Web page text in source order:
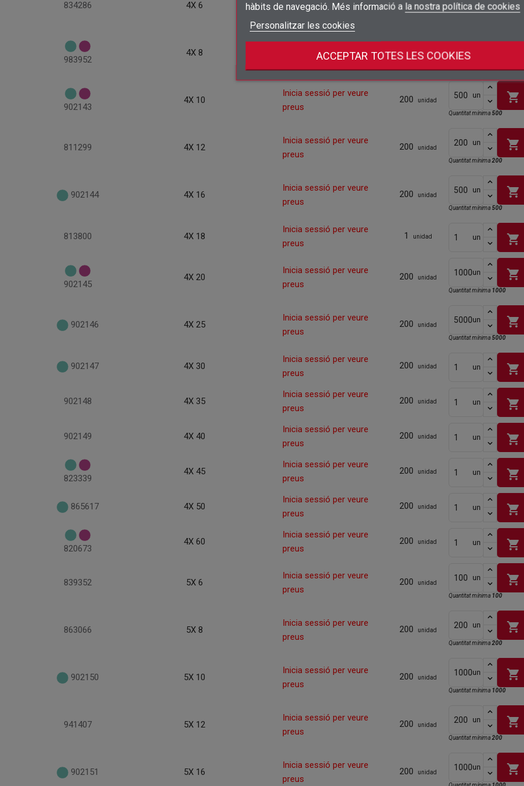
add_circle_outline
Crear una llista de desitjos
hàbits de navegació. Més informació a la nostra política de cookies
Personalitzar les cookies
ACCEPTAR TOTES LES COOKIES
834286 4X 6
preus
500 unidad
983952
4X 8 200 unidad
902143
4X 10
Inicia sessió per veure
preus
200 unidad
un shopping_cart
Quantitat mínima500
811299 4X 12
Inicia sessió per veure
preus
200 unidad
un shopping_cart
Quantitat mínima200
902144 4X 16
Inicia sessió per veure
preus
200 unidad
un shopping_cart
Quantitat mínima500
813800 4X 18
Inicia sessió per veure
preus
1 unidad un shopping_cart
902145
4X 20
Inicia sessió per veure
preus
200 unidad
un shopping_cart
Quantitat mínima 1000
902146 4X 25
Inicia sessió per veure
preus
200 unidad
un shopping_cart
Quantitat mínima5000
902147 4X 30
Inicia sessió per veure
preus
200 unidad un shopping_cart
902148 4X 35
Inicia sessió per veure
preus
200 unidad un shopping_cart
902149 4X 40
Inicia sessió per veure
preus
200 unidad un shopping_cart
823339
4X 45
Inicia sessió per veure
preus
200 unidad un shopping_cart
865617 4X 50
Inicia sessió per veure
preus
200 unidad un shopping_cart
820673
4X 60
Inicia sessió per veure
preus
200 unidad un shopping_cart
839352 5X 6
Inicia sessió per veure
preus
200 unidad
un shopping_cart
Quantitat mínima 100
863066 5X 8
Inicia sessió per veure
preus
200 unidad
un shopping_cart
Quantitat mínima200
902150 5X 10
Inicia sessió per veure
preus
200 unidad
un shopping_cart
Quantitat mínima 1000
941407 5X 12
Inicia sessió per veure
preus
200 unidad
un shopping_cart
Quantitat mínima200
902151 5X 16
Inicia sessió per veure
preus
200 unidad
un shopping_cart